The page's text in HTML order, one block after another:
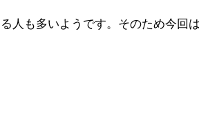
人も多いようです。そのため今回